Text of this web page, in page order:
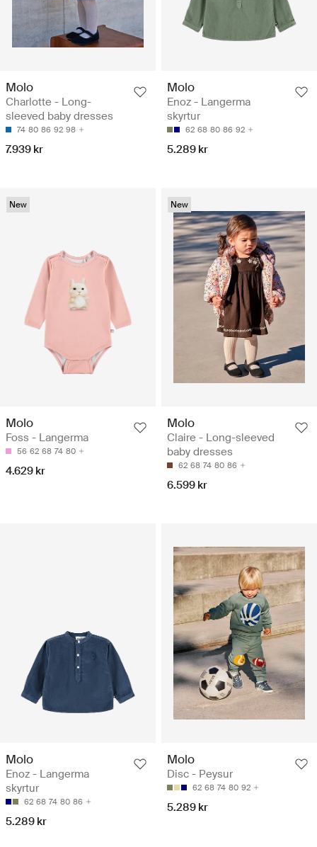
Molo
Charlotte - Long-
sleeved baby dresses
74 80 86 92 98
7.939 kr
Molo
Enoz - Langerma
skyrtur
62 68 80 86 92
5.289 kr
New
Molo
Foss - Langerma
56 62 68 74 80
4.629 kr
New
Molo
Claire - Long-sleeved
baby dresses
62 68 74 80 86
6.599 kr
Molo
Enoz - Langerma
skyrtur
62 68 74 80 86
5.289 kr
Molo
Disc - Peysur
62 68 74 80 92
5.289 kr